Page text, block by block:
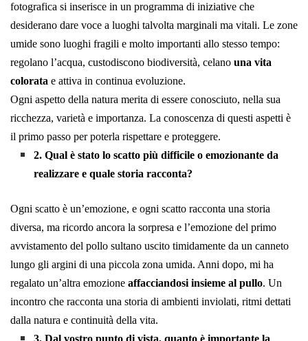
fotografica si inserisce in un programma di iniziative che
desiderano dare voce a luoghi talvolta marginali ma vitali. Le zone
umide sono luoghi fragili e molto importanti allo stesso tempo:
regolano l’acqua, custodiscono biodiversità, celano una vita
colorata e attiva in continua evoluzione.
Ogni aspetto della natura merita di essere conosciuto, nella sua
ricchezza, varietà e importanza. La conoscenza di questi aspetti è
il primo passo per poterla rispettare e proteggere.
2. Qual è stato lo scatto più difficile o emozionante da
realizzare e quale storia racconta?
Ogni scatto è un’emozione, e ogni scatto racconta una storia
diversa, ma ricordo ancora la sorpresa e l’emozione del primo
avvistamento del pollo sultano uscito timidamente da un canneto
lungo gli argini di una piccola zona umida. Anni dopo, mi ha
regalato un’altra emozione affacciandosi insieme al pullo. Un
incontro che racconta una storia di ambienti inviolati, ritmi dettati
dalla natura e continuità della vita.